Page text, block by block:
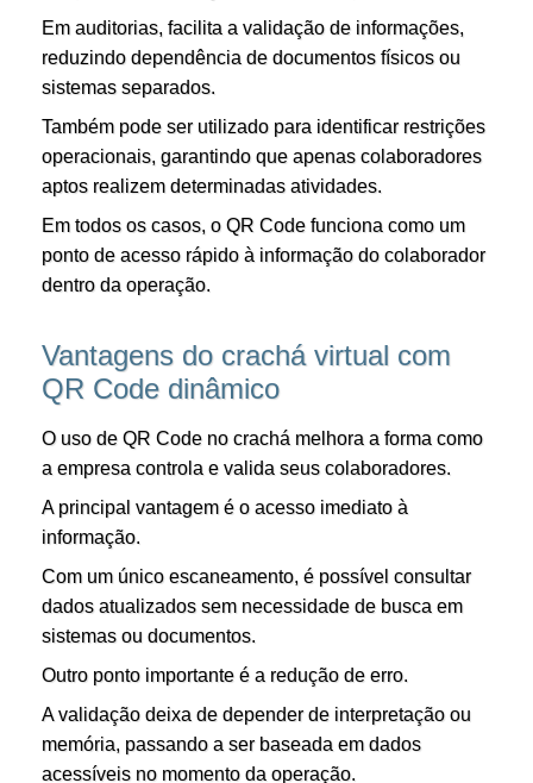
Em auditorias, facilita a validação de informações,
reduzindo dependência de documentos físicos ou
sistemas separados.
Também pode ser utilizado para identificar restrições
operacionais, garantindo que apenas colaboradores
aptos realizem determinadas atividades.
Em todos os casos, o QR Code funciona como um
ponto de acesso rápido à informação do colaborador
dentro da operação.
Vantagens do crachá virtual com
QR Code dinâmico
O uso de QR Code no crachá melhora a forma como
a empresa controla e valida seus colaboradores.
A principal vantagem é o acesso imediato à
informação.
Com um único escaneamento, é possível consultar
dados atualizados sem necessidade de busca em
sistemas ou documentos.
Outro ponto importante é a redução de erro.
A validação deixa de depender de interpretação ou
memória, passando a ser baseada em dados
acessíveis no momento da operação.